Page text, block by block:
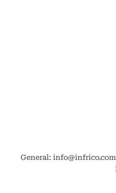
General: info@infrico.com